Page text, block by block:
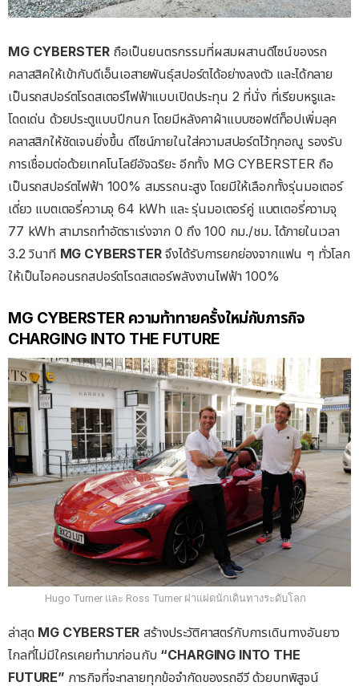
MG CYBERSTER ถือเป็นยนตรกรรมที่ผสมผสานดีไซน์ของรถ
คลาสสิคให้เข้ากับดีเอ็นเอสายพันธุ์สปอร์ตได้อย่างลงตัว และได้กลาย
เป็นรถสปอร์ตโรดสเตอร์ไฟฟ้าแบบเปิดประทุน 2 ที่นั่ง ที่เรียบหรูและ
โดดเด่น ด้วยประตูแบบปีกนก โดยมีหลังคาผ้าแบบซอฟต์ท็อปเพิ่มลุค
คลาสสิกให้ชัดเจนยิ่งขึ้น ดีไซน์ภายในใส่ความสปอร์ตไว้ทุกอณู รองรับ
การเชื่อมต่อด้วยเทคโนโลยีอัจฉริยะ อีกทั้ง MG CYBERSTER ถือ
เป็นรถสปอร์ตไฟฟ้า 100% สมรรถนะสูง โดยมีให้เลือกทั้งรุ่นมอเตอร์
เดี่ยว แบตเตอรี่ความจุ 64 kWh และ รุ่นมอเตอร์คู่ แบตเตอรี่ความจุ
77 kWh สามารถทำอัตราเร่งจาก 0 ถึง 100 กม./ชม. ได้ภายในเวลา
3.2 วินาที MG CYBERSTERจึงได้รับการยกย่องจากแฟน ๆ ทั่วโลก
ให้เป็นไอคอนรถสปอร์ตโรดสเตอร์พลังงานไฟฟ้า 100%
MG CYBERSTER ความท้าทายครั้งใหม่กับภารกิจ
CHARGING INTO THE FUTURE
Hugo Turner และ Ross Turner ฝาแฝดนักเดินทางระดับโลก
ล่าสุด MG CYBERSTER สร้างประวัติศาสตร์กับการเดินทางอันยาว
ไกลที่ไม่มีใครเคยทำมาก่อนกับ “CHARGING INTO THE
FUTURE” ภารกิจที่จะทลายทุกข้อจำกัดของรถอีวี ด้วยบทพิสูจน์